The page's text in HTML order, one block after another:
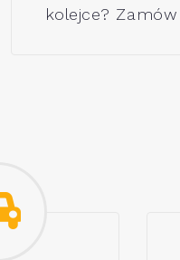
kolejce? Zamów